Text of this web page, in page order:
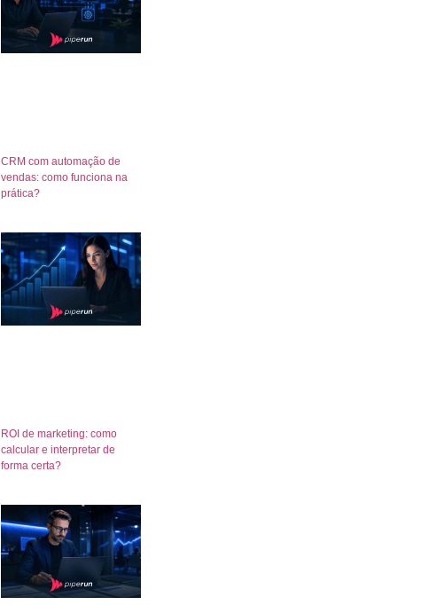
CRM com automação de
vendas: como funciona na
prática?
ROI de marketing: como
calcular e interpretar de
forma certa?